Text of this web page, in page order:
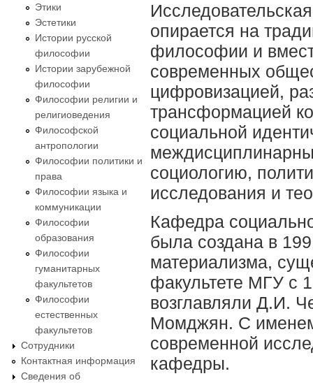
Этики
Эстетики
Истории русской
философии
Истории зарубежной
философии
Философии религии и
религиоведения
Философской
антропологии
Философии политики и
права
Философии языка и
коммуникации
Философии
образования
Философии
гуманитарных
факультетов
Философии
естественных
факультетов
Сотрудники
Контактная информация
Сведения об
опирается на
философии и
современных
цифровизацией,
трансформацией
социальной
социологию,
исследования и
Кафедра
была создана в
материализма,
факультете МГУ с
возглавляли Д.И.
Момджян. С
современной
кафедры.